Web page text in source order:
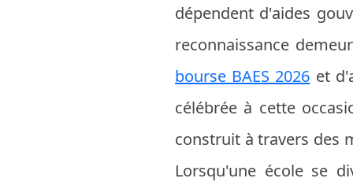
dépendent d'aides
reconnaissance
bourse BAES 2026 et
célébrée à cette
construit à travers des
Lorsqu'une école se